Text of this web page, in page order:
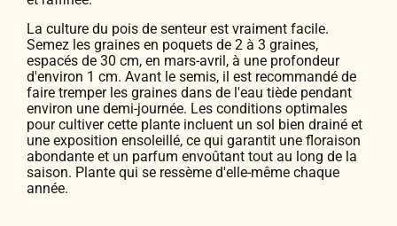
La culture du pois de senteur est vraiment facile.
Semez les graines en poquets de 2 à 3 graines,
espacés de 30 cm, en mars-avril, à une profondeur
d'environ 1 cm. Avant le semis, il est recommandé de
faire tremper les graines dans de l'eau tiède pendant
environ une demi-journée. Les conditions optimales
pour cultiver cette plante incluent un sol bien drainé et
une exposition ensoleillé, ce qui garantit une floraison
abondante et un parfum envoûtant tout au long de la
saison. Plante qui se ressème d'elle-même chaque
année.